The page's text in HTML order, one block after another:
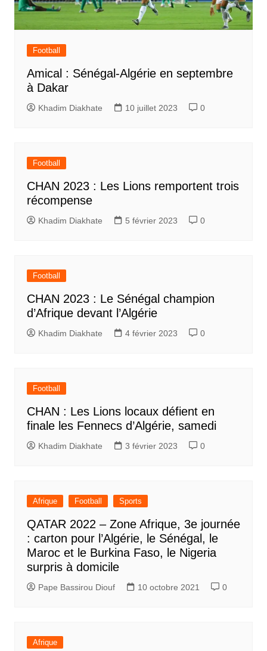
Football
Amical : Sénégal-Algérie en septembre
à Dakar
Khadim Diakhate 10 juillet 2023 0
Football
CHAN 2023 : Les Lions remportent trois
récompense
Khadim Diakhate 5 février 2023 0
Football
CHAN 2023 : Le Sénégal champion
d’Afrique devant l’Algérie
Khadim Diakhate 4 février 2023 0
Football
CHAN : Les Lions locaux défient en
finale les Fennecs d’Algérie, samedi
Khadim Diakhate 3 février 2023 0
Afrique Football Sports
QATAR 2022 – Zone Afrique, 3e journée
: carton pour l’Algérie, le Sénégal, le
Maroc et le Burkina Faso, le Nigeria
surpris à domicile
Pape Bassirou Diouf 10 octobre 2021 0
Afrique